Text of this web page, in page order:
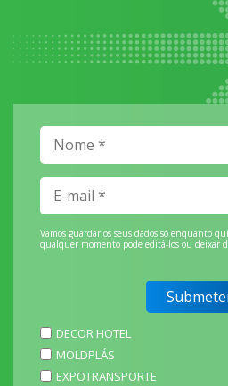
Vamos guardar os seus dados só enquanto
qualquer momento pode editá-los ou deixar
DECOR HOTEL
MOLDPLÁS
EXPOTRANSPORTE